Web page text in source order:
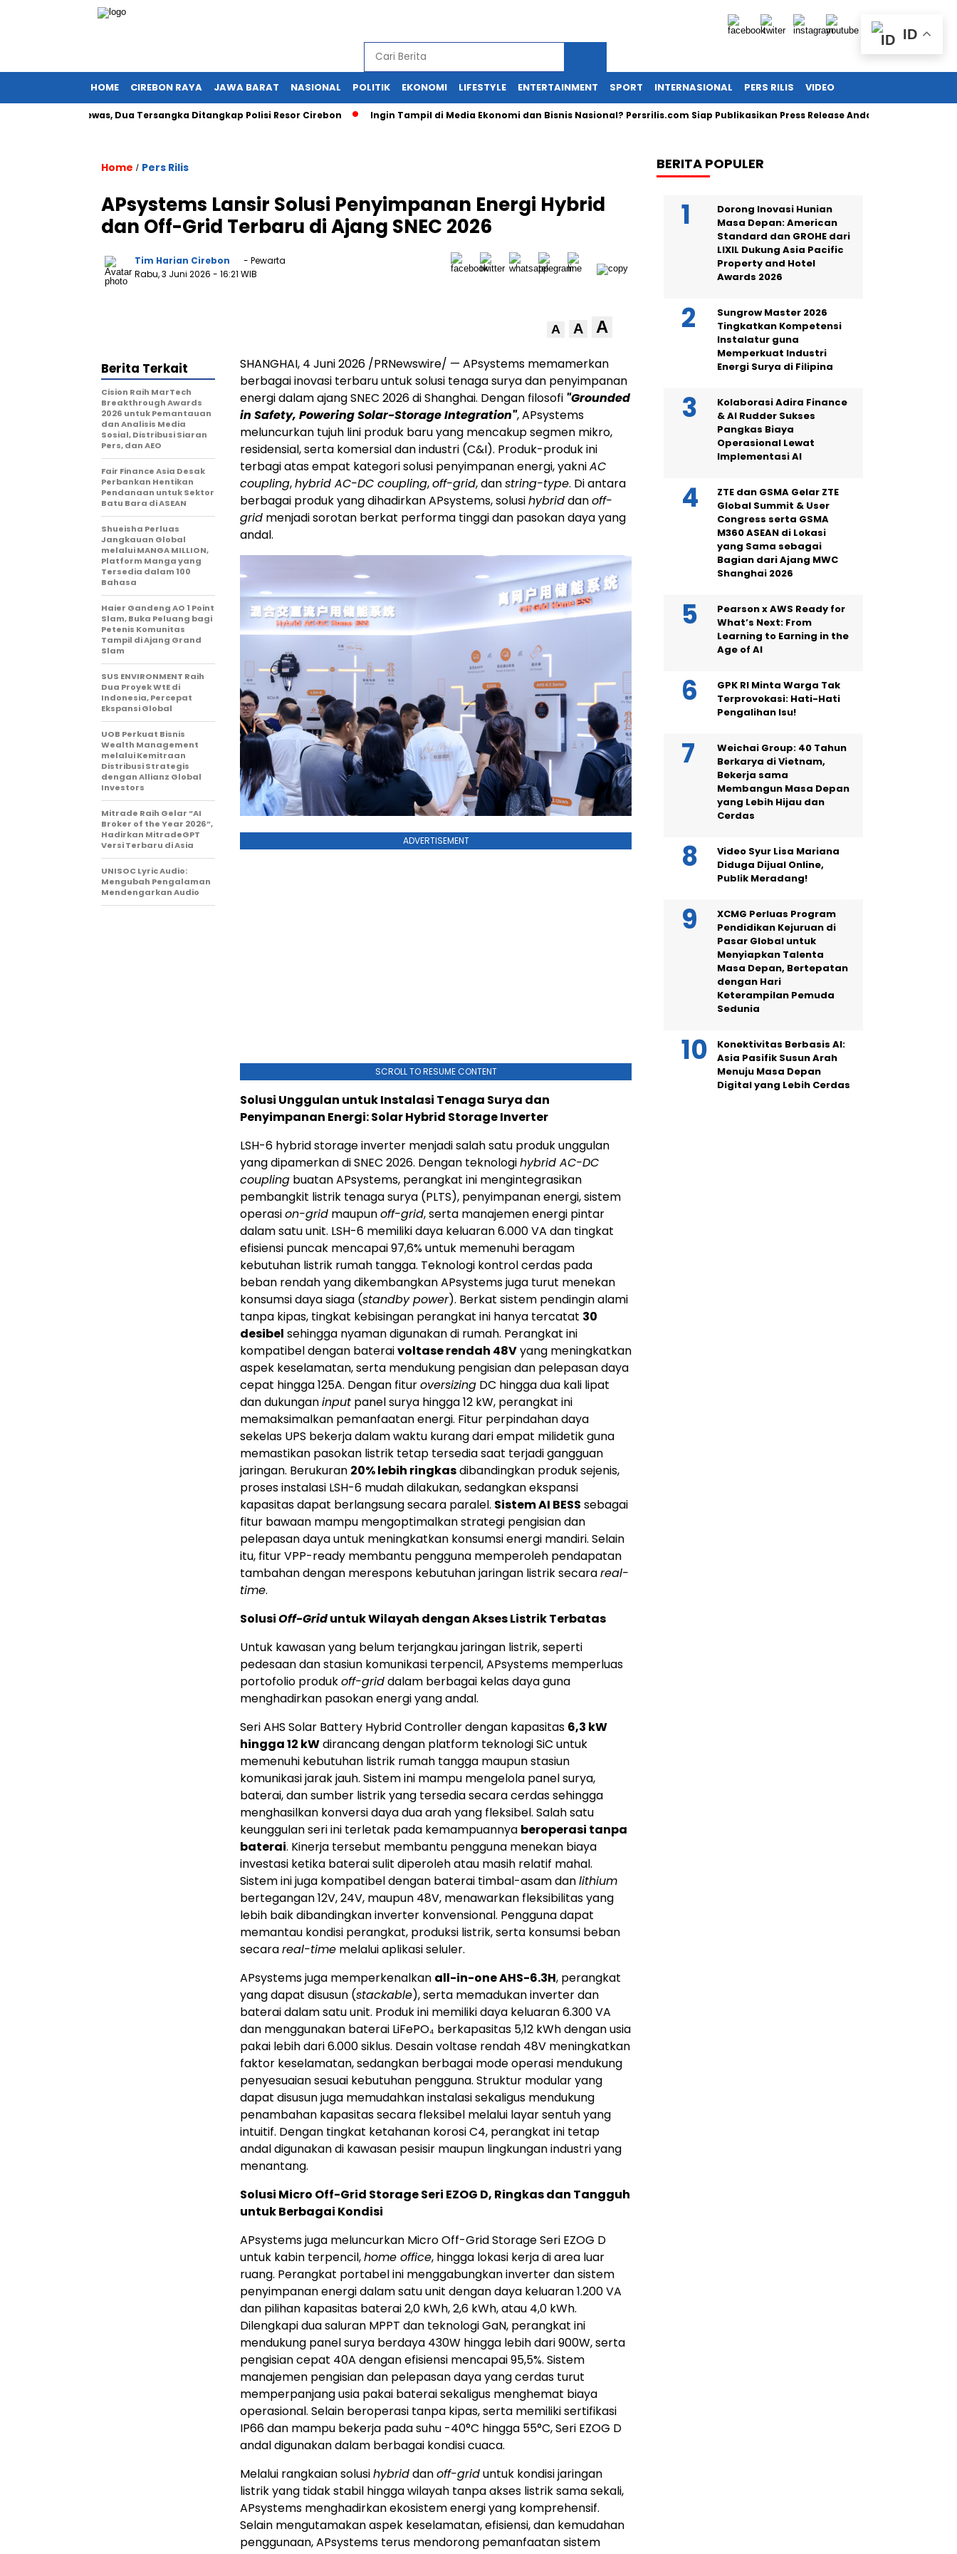
HOME CIREBON RAYA JAWA BARAT NASIONAL POLITIK EKONOMI LIFESTYLE ENTERTAINMENT SPORT INTERNASIONAL PERS RILIS VIDEO
Orang Tewas, Dua Tersangka Ditangkap Polisi Resor Cirebon Ingin Tampil di Media Ekonomi dan Bisnis Nasional? Persrilis.com Siap Publikasikan Press Release Anda!
Home / Pers Rilis
APsystems Lansir Solusi Penyimpanan Energi Hybrid
dan Off-Grid Terbaru di Ajang SNEC 2026
Tim Harian Cirebon
- Pewarta
Rabu, 3 Juni 2026 - 16:21 WIB
A A A
SHANGHAI, 4 Juni 2026 /PRNewswire/ — APsystems memamerkan
berbagai inovasi terbaru untuk solusi tenaga surya dan penyimpanan
energi dalam ajang SNEC 2026 di Shanghai. Dengan filosofi "Grounded
in Safety, Powering Solar-Storage Integration", APsystems
meluncurkan tujuh lini produk baru yang mencakup segmen mikro,
residensial, serta komersial dan industri (C&I). Produk-produk ini
terbagi atas empat kategori solusi penyimpanan energi, yakniAC
coupling,hybrid AC-DC coupling,off-grid, danstring-type. Di antara
berbagai produk yang dihadirkan APsystems, solusihybriddanoff-
grid menjadi sorotan berkat performa tinggi dan pasokan daya yang
andal.
ADVERTISEMENT
SCROLL TO RESUME CONTENT
Solusi Unggulan untuk Instalasi Tenaga Surya dan
Penyimpanan Energi: Solar Hybrid Storage Inverter
LSH-6 hybrid storage inverter menjadi salah satu produk unggulan
yang dipamerkan di SNEC 2026. Dengan teknologihybrid AC-DC
coupling buatan APsystems, perangkat ini mengintegrasikan
pembangkit listrik tenaga surya (PLTS), penyimpanan energi, sistem
operasion-grid maupunoff-grid, serta manajemen energi pintar
dalam satu unit. LSH-6 memiliki daya keluaran 6.000 VA dan tingkat
efisiensi puncak mencapai 97,6% untuk memenuhi beragam
kebutuhan listrik rumah tangga. Teknologi kontrol cerdas pada
beban rendah yang dikembangkan APsystems juga turut menekan
konsumsi daya siaga (standby power). Berkat sistem pendingin alami
tanpa kipas, tingkat kebisingan perangkat ini hanya tercatat 30
desibel sehingga nyaman digunakan di rumah. Perangkat ini
kompatibel dengan bateraivoltase rendah 48Vyang meningkatkan
aspek keselamatan, serta mendukung pengisian dan pelepasan daya
cepat hingga 125A. Dengan fituroversizing DC hingga dua kali lipat
dan dukunganinput panel surya hingga 12 kW, perangkat ini
memaksimalkan pemanfaatan energi. Fitur perpindahan daya
sekelas UPS bekerja dalam waktu kurang dari empat milidetik guna
memastikan pasokan listrik tetap tersedia saat terjadi gangguan
jaringan. Berukuran 20% lebih ringkasdibandingkan produk sejenis,
proses instalasi LSH-6 mudah dilakukan, sedangkan ekspansi
kapasitas dapat berlangsung secara paralel. Sistem AI BESS sebagai
fitur bawaan mampu mengoptimalkan strategi pengisian dan
pelepasan daya untuk meningkatkan konsumsi energi mandiri. Selain
itu, fitur VPP-ready membantu pengguna memperoleh pendapatan
tambahan dengan merespons kebutuhan jaringan listrik secarareal-
time.
SolusiOff-Griduntuk Wilayah dengan Akses Listrik Terbatas
Untuk kawasan yang belum terjangkau jaringan listrik, seperti
pedesaan dan stasiun komunikasi terpencil, APsystems memperluas
portofolio produkoff-griddalam berbagai kelas daya guna
menghadirkan pasokan energi yang andal.
Seri AHS Solar Battery Hybrid Controller dengan kapasitas 6,3 kW
hingga 12 kWdirancang dengan platform teknologi SiC untuk
memenuhi kebutuhan listrik rumah tangga maupun stasiun
komunikasi jarak jauh. Sistem ini mampu mengelola panel surya,
baterai, dan sumber listrik yang tersedia secara cerdas sehingga
menghasilkan konversi daya dua arah yang fleksibel. Salah satu
keunggulan seri ini terletak pada kemampuannya beroperasi tanpa
baterai. Kinerja tersebut membantu pengguna menekan biaya
investasi ketika baterai sulit diperoleh atau masih relatif mahal.
Sistem ini juga kompatibel dengan baterai timbal-asam danlithium
bertegangan 12V, 24V, maupun 48V, menawarkan fleksibilitas yang
lebih baik dibandingkan inverter konvensional. Pengguna dapat
memantau kondisi perangkat, produksi listrik, serta konsumsi beban
secarareal-time melalui aplikasi seluler.
APsystems juga memperkenalkan all-in-one AHS-6.3H, perangkat
yang dapat disusun (stackable), serta memadukan inverter dan
baterai dalam satu unit. Produk ini memiliki daya keluaran 6.300 VA
dan menggunakan baterai LiFePO₄ berkapasitas 5,12 kWh dengan usia
pakai lebih dari 6.000 siklus. Desain voltase rendah 48V meningkatkan
faktor keselamatan, sedangkan berbagai mode operasi mendukung
penyesuaian sesuai kebutuhan pengguna. Struktur modular yang
dapat disusun juga memudahkan instalasi sekaligus mendukung
penambahan kapasitas secara fleksibel melalui layar sentuh yang
intuitif. Dengan tingkat ketahanan korosi C4, perangkat ini tetap
andal digunakan di kawasan pesisir maupun lingkungan industri yang
menantang.
Solusi Micro Off-Grid Storage Seri EZOG D, Ringkas dan Tangguh
untuk Berbagai Kondisi
APsystems juga meluncurkan Micro Off-Grid Storage Seri EZOG D
untuk kabin terpencil,home office, hingga lokasi kerja di area luar
ruang. Perangkat portabel ini menggabungkan inverter dan sistem
penyimpanan energi dalam satu unit dengan daya keluaran 1.200 VA
dan pilihan kapasitas baterai 2,0 kWh, 2,6 kWh, atau 4,0 kWh.
Dilengkapi dua saluran MPPT dan teknologi GaN, perangkat ini
mendukung panel surya berdaya 430W hingga lebih dari 900W, serta
pengisian cepat 40A dengan efisiensi mencapai 95,5%. Sistem
manajemen pengisian dan pelepasan daya yang cerdas turut
memperpanjang usia pakai baterai sekaligus menghemat biaya
operasional. Selain beroperasi tanpa kipas, serta memiliki sertifikasi
IP66 dan mampu bekerja pada suhu -40°C hingga 55°C, Seri EZOG D
andal digunakan dalam berbagai kondisi cuaca.
Melalui rangkaian solusihybriddanoff-griduntuk kondisi jaringan
listrik yang tidak stabil hingga wilayah tanpa akses listrik sama sekali,
APsystems menghadirkan ekosistem energi yang komprehensif.
Selain mengutamakan aspek keselamatan, efisiensi, dan kemudahan
penggunaan, APsystems terus mendorong pemanfaatan sistem
Berita Terkait
Cision Raih MarTech
Breakthrough Awards
2026 untuk Pemantauan
dan Analisis Media
Sosial, Distribusi Siaran
Pers, dan AEO
Fair Finance Asia Desak
Perbankan Hentikan
Pendanaan untuk Sektor
Batu Bara di ASEAN
Shueisha Perluas
Jangkauan Global
melalui MANGA MILLION,
Platform Manga yang
Tersedia dalam 100
Bahasa
Haier Gandeng AO 1 Point
Slam, Buka Peluang bagi
Petenis Komunitas
Tampil di Ajang Grand
Slam
SUS ENVIRONMENT Raih
Dua Proyek WtE di
Indonesia, Percepat
Ekspansi Global
UOB Perkuat Bisnis
Wealth Management
melalui Kemitraan
Distribusi Strategis
dengan Allianz Global
Investors
Mitrade Raih Gelar “AI
Broker of the Year 2026”,
Hadirkan MitradeGPT
Versi Terbaru di Asia
UNISOC Lyric Audio:
Mengubah Pengalaman
Mendengarkan Audio
BERITA POPULER
Dorong Inovasi Hunian
Masa Depan: American
Standard dan GROHE dari
LIXIL Dukung Asia Pacific
Property and Hotel
Awards 2026
Sungrow Master 2026
Tingkatkan Kompetensi
Instalatur guna
Memperkuat Industri
Energi Surya di Filipina
Kolaborasi Adira Finance
& AI Rudder Sukses
Pangkas Biaya
Operasional Lewat
Implementasi AI
ZTE dan GSMA Gelar ZTE
Global Summit & User
Congress serta GSMA
M360 ASEAN di Lokasi
yang Sama sebagai
Bagian dari Ajang MWC
Shanghai 2026
Pearson x AWS Ready for
What’s Next: From
Learning to Earning in the
Age of AI
GPK RI Minta Warga Tak
Terprovokasi: Hati-Hati
Pengalihan Isu!
Weichai Group: 40 Tahun
Berkarya di Vietnam,
Bekerja sama
Membangun Masa Depan
yang Lebih Hijau dan
Cerdas
Video Syur Lisa Mariana
Diduga Dijual Online,
Publik Meradang!
XCMG Perluas Program
Pendidikan Kejuruan di
Pasar Global untuk
Menyiapkan Talenta
Masa Depan, Bertepatan
dengan Hari
Keterampilan Pemuda
Sedunia
Konektivitas Berbasis AI:
Asia Pasifik Susun Arah
Menuju Masa Depan
Digital yang Lebih Cerdas
ID